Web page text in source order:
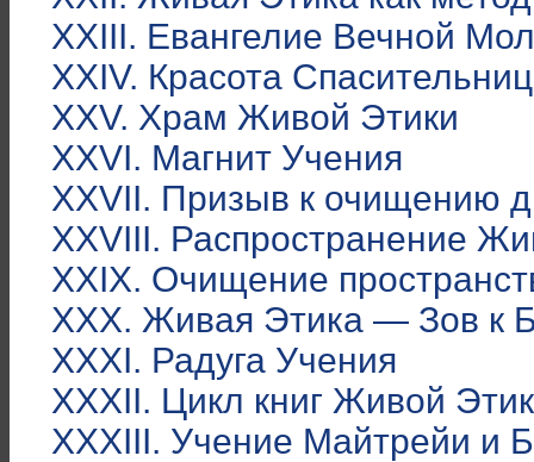
XXIII. Евангелие Вечной
XXIV. Красота
XXV. Храм Живой Этики
XXVI. Магнит Учения
XXVII. Призыв к очищению
XXVIII. Распространение
XXIX. Очищение
XXX. Живая Этика — Зов к
XXXI. Радуга Учения
XXXII. Цикл книг Живой
XXXIII. Учение Майтрейи и